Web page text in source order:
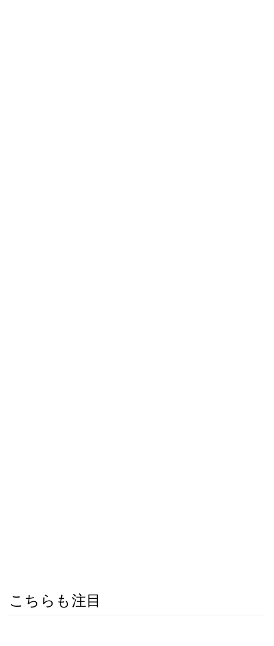
こちらも注目